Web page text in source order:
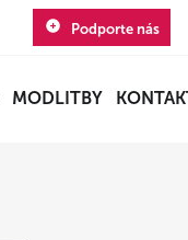
Podporte nás
MODLITBY